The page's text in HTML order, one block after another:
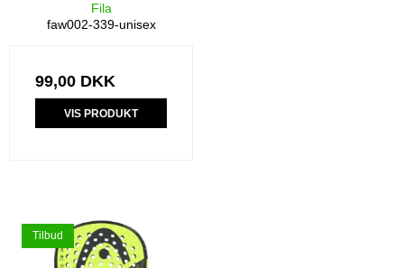
Fila
faw002-339-unisex
99,00 DKK
VIS PRODUKT
Tilbud